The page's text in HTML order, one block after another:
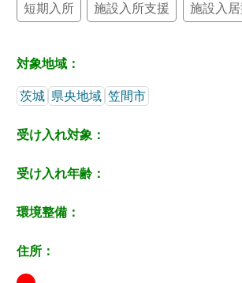
短期入所 施設入所支援 施設入
対象地域：
茨城 県央地域 笠間市
受け入れ対象：
受け入れ年齢：
環境整備：
住所：